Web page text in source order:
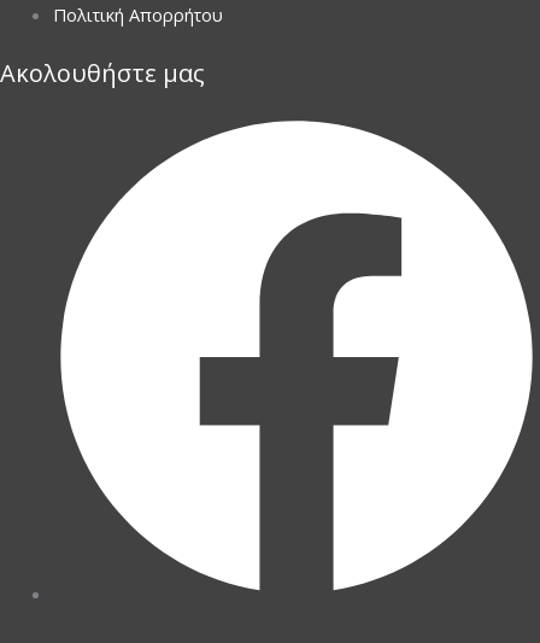
Πολιτική Απορρήτου
Ακολουθήστε μας